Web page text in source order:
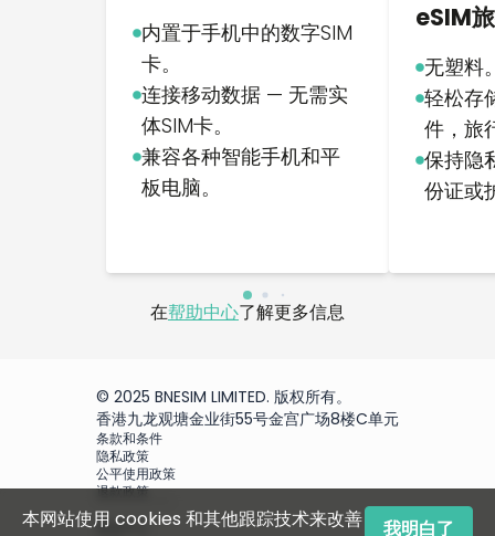
内置于手机中的数字SIM
卡。
连接移动数据 — 无需实
体SIM卡。
兼容各种智能手机和平
板电脑。
eSIM
无塑料
轻松存
件，旅
保持隐
份证或
在帮助中心了解更多信息
本网站使用 cookies 和其他跟踪技术来改善
我明白了
© 2025 BNESIM LIMITED. 版权所有。
香港九龙观塘金业街55号金宫广场8楼C单元
条款和条件
隐私政策
公平使用政策
退款政策
帮助中心